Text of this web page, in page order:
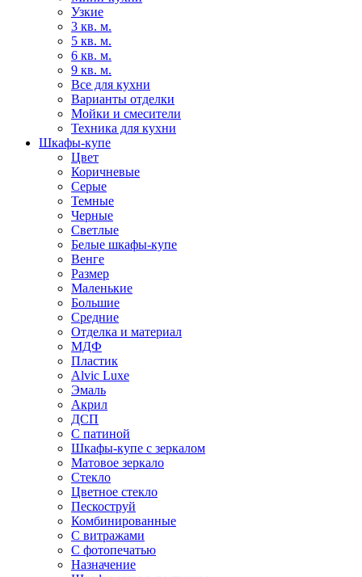
Узкие
3 кв. м.
5 кв. м.
6 кв. м.
9 кв. м.
Все для кухни
Варианты отделки
Мойки и смесители
Техника для кухни
Шкафы-купе
Цвет
Коричневые
Серые
Темные
Черные
Светлые
Белые шкафы-купе
Венге
Размер
Маленькие
Большие
Средние
Отделка и материал
МДФ
Пластик
Alvic Luxe
Эмаль
Акрил
ДСП
С патиной
Шкафы-купе с зеркалом
Матовое зеркало
Стекло
Цветное стекло
Пескоструй
Комбинированные
С витражами
С фотопечатью
Назначение